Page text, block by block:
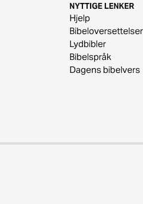
NYTTIGE LENKER
Hjelp
Bibeloversettelser
Lydbibler
Bibelspråk
Dagens bibelvers